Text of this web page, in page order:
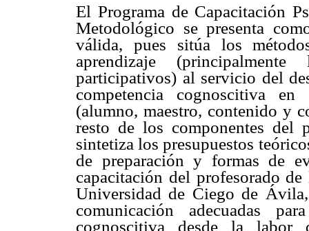
El Programa de Capacitación
Metodológico se presenta
válida, pues sitúa los
aprendizaje
participativos) al servicio del
competencia cognoscitiva en
(alumno, maestro, contenido y
resto de los componentes del
sintetiza los presupuestos
de preparación y formas de
capacitación del profesorado
Universidad de Ciego de
comunicación adecuadas
cognoscitiva desde la labor